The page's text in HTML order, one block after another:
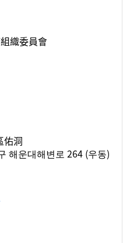
織委員會
佑洞
해운대해변로 264 (우동)